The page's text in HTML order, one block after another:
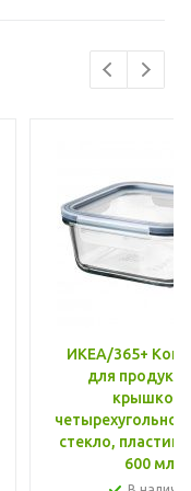
ИКЕА/365+
для
крышкой,
стекло, пластик
600 мл